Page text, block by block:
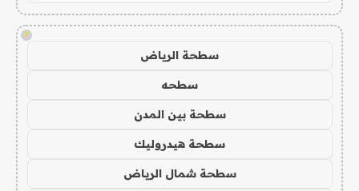
!
سطحة الرياض
سطحه
سطحة بين المدن
سطحة هيدروليك
سطحة شمال الرياض